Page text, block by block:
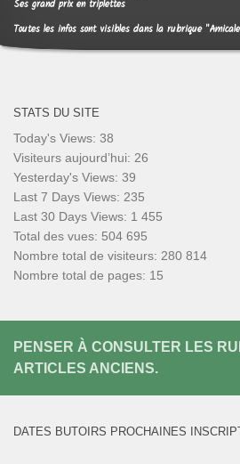
Ses grand prix en triplettes
Toutes les infos sont visibles dans la rubrique
STATS DU SITE
Today's Views: 38
Visiteurs aujourd’hui: 26
Yesterday's Views: 39
Last 7 Days Views: 235
Last 30 Days Views: 1 455
Total des vues: 504 695
Nombre total de visiteurs: 280 814
Nombre total de pages: 15
PENSER À CONSULTER LES
ARTICLES ANCIENS.
DATES BUTOIRS PROCHAINES